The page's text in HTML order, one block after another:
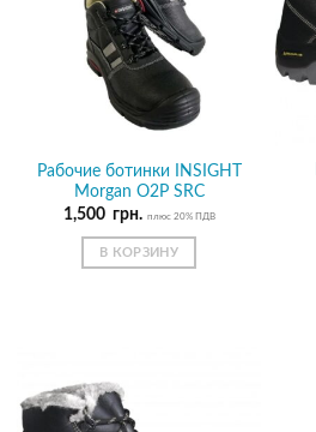
Рабочие ботинки INSIGHT
Morgan О2Р SRC
1,500 грн. плюс 20% ПДВ
В КОРЗИНУ